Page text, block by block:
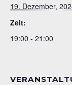
19. Dezember,
Zeit:
19:00 - 21:00